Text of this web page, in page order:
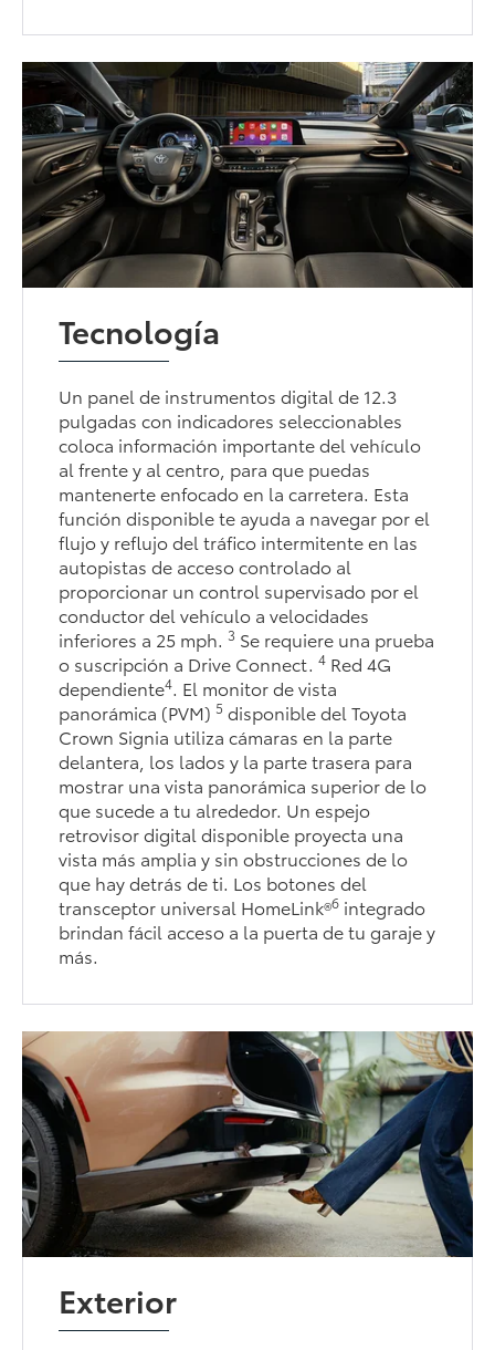
Tecnología
Un panel de instrumentos digital de 12.3
pulgadas con indicadores seleccionables
coloca información importante del vehículo
al frente y al centro, para que puedas
mantenerte enfocado en la carretera. Esta
función disponible te ayuda a navegar por el
flujo y reflujo del tráfico intermitente en las
autopistas de acceso controlado al
proporcionar un control supervisado por el
conductor del vehículo a velocidades
inferiores a 25 mph.3 Se requiere una prueba
o suscripción a Drive Connect.4 Red 4G
dependiente4. El monitor de vista
panorámica (PVM) 5 disponible del Toyota
Crown Signia utiliza cámaras en la parte
delantera, los lados y la parte trasera para
mostrar una vista panorámica superior de lo
que sucede a tu alrededor. Un espejo
retrovisor digital disponible proyecta una
vista más amplia y sin obstrucciones de lo
que hay detrás de ti. Los botones del
transceptor universal HomeLink®6 integrado
brindan fácil acceso a la puerta de tu garaje y
más.
Exterior